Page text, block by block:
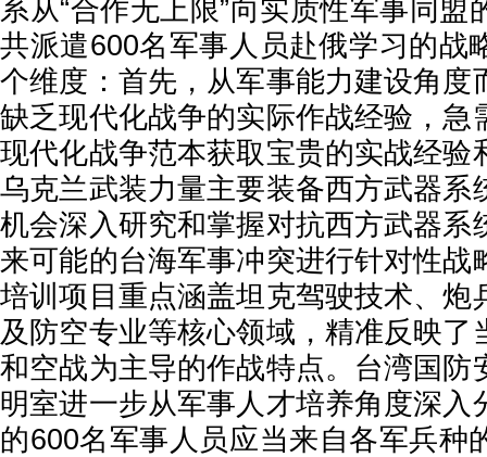
系从“合作无上限”向实质性军事同盟
共派遣600名军事人员赴俄学习的战
个维度：首先，从军事能力建设角度
缺乏现代化战争的实际作战经验，急
现代化战争范本获取宝贵的实战经验
乌克兰武装力量主要装备西方武器系
机会深入研究和掌握对抗西方武器系
来可能的台海军事冲突进行针对性战
培训项目重点涵盖坦克驾驶技术、炮
及防空专业等核心领域，精准反映了
和空战为主导的作战特点。台湾国防
明室进一步从军事人才培养角度深入
的600名军事人员应当来自各军兵种